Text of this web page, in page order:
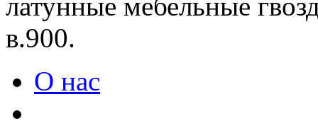
в.900.
О нас